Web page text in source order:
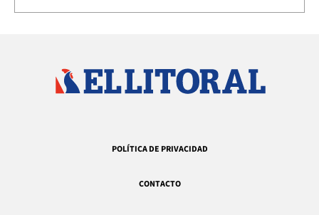
POLÍTICA DE PRIVACIDAD
CONTACTO